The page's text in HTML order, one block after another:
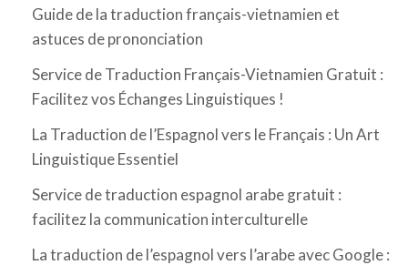
Guide de la traduction français-vietnamien et
astuces de prononciation
Service de Traduction Français-Vietnamien Gratuit :
Facilitez vos Échanges Linguistiques !
La Traduction de l’Espagnol vers le Français : Un Art
Linguistique Essentiel
Service de traduction espagnol arabe gratuit :
facilitez la communication interculturelle
La traduction de l’espagnol vers l’arabe avec Google :